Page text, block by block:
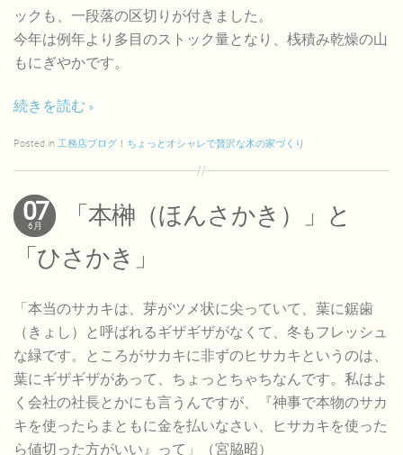
ックも、一段落の区切りが付きました。
今年は例年より多目のストック量となり、桟積み乾燥の山
もにぎやかです。
続きを読む
Posted in 工務店ブログ！ちょっとオシャレで贅沢な木の家づくり
07
6月
「本榊（ほんさかき）」と
「ひさかき」
「本当のサカキは、芽がツメ状に尖っていて、葉に鋸歯
（きょし）と呼ばれるギザギザがなくて、冬もフレッシュ
な緑です。ところがサカキに非ずのヒサカキというのは、
葉にギザギザがあって、ちょっとちゃちなんです。私はよ
く会社の社長とかにも言うんですが、『神事で本物のサカ
キを使ったらまともに金を払いなさい、ヒサカキを使った
ら値切った方がいい』って」（宮脇昭）